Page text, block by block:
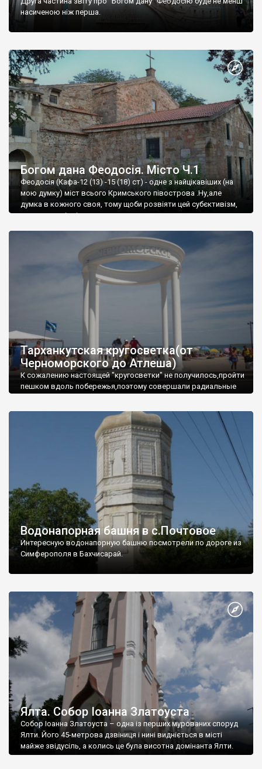
насиченою ніж перша.
Богом дана Феодосія. Місто Ч.1
Феодосія (Кафа-12 (13) -15 (18) ст) - одне з найцікавіших (на
мою думку) міст всього Кримського півострова .Ну,але
думка в кожного своя, тому щоби розвіяти цей субєктивізм,
запрошую відвідати це
Тарханкутская кругосветка(от
Черноморского до Атлеша)
К сожалению настоящей "кругосветки" не получилось,пройти
пешком вдоль побережья,поэтому совершали радиальные
Водонапорная башня в с.Почтовое
Интересную водонапорную башню посмотрели по дороге из
Симферополя в Бахчисарай.
Ялта. Собор Іоанна Златоуста
Собор Іоанна Златоуста – одна із перших мурованих споруд
Ялти. Його 45-метрова дзвіниця і нині видніється в місті
майже звідусіль, а колись це була висотна домінанта Ялти.